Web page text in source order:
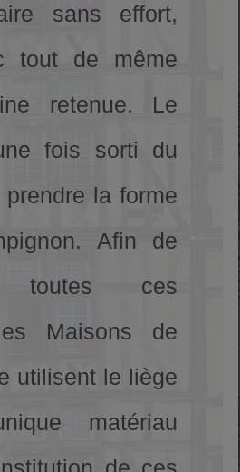
sans effort,
tout de même
retenue. Le
fois sorti du
la forme
Afin de
toutes ces
Maisons de
utilisent le liège
matériau